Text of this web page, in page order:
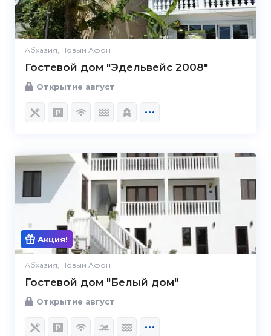
Абхазия, Новый Афон
Гостевой дом "Эдельвейс 2008"
Открытие август
Акция!
Абхазия, Новый Афон
Гостевой дом "Белый дом"
Открытие август